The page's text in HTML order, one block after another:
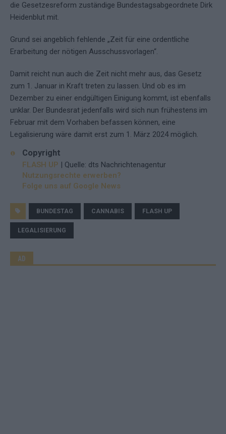
die Gesetzesreform zuständige Bundestagsabgeordnete Dirk
Heidenblut mit.
Grund sei angeblich fehlende „Zeit für eine ordentliche
Erarbeitung der nötigen Ausschussvorlagen“.
Damit reicht nun auch die Zeit nicht mehr aus, das Gesetz
zum 1. Januar in Kraft treten zu lassen. Und ob es im
Dezember zu einer endgültigen Einigung kommt, ist ebenfalls
unklar. Der Bundesrat jedenfalls wird sich nun frühestens im
Februar mit dem Vorhaben befassen können, eine
Legalisierung wäre damit erst zum 1. März 2024 möglich.
Copyright
FLASH UP | Quelle: dts Nachrichtenagentur
Nutzungsrechte erwerben?
Folge uns auf Google News
BUNDESTAG CANNABIS FLASH UP
LEGALISIERUNG
AD